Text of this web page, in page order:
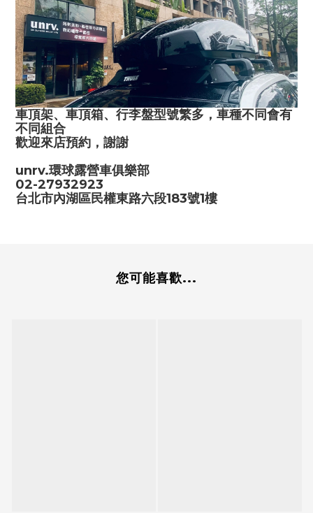
車頂架、車頂箱、行李盤型號繁多，車種不同會有
不同組合
歡迎來店預約，謝謝
unrv.環球露營車俱樂部
02-27932923
台北市內湖區民權東路六段183號1樓
您可能喜歡...